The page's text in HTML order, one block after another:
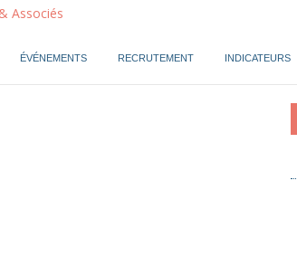
ÉVÉNEMENTS RECRUTEMENT INDICATEURS